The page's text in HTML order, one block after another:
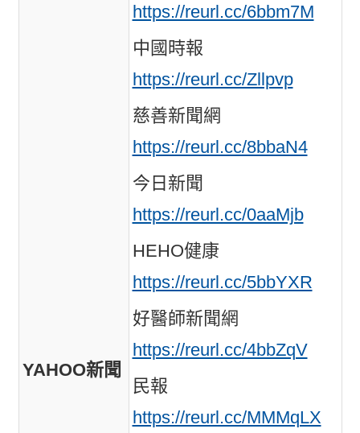
YAHOO新聞
https://reurl.cc/6bbm7M
中國時報
https://reurl.cc/Zllpvp
慈善新聞網
https://reurl.cc/8bbaN4
今日新聞
https://reurl.cc/0aaMjb
HEHO健康
https://reurl.cc/5bbYXR
好醫師新聞網
https://reurl.cc/4bbZqV
民報
https://reurl.cc/MMMqLX